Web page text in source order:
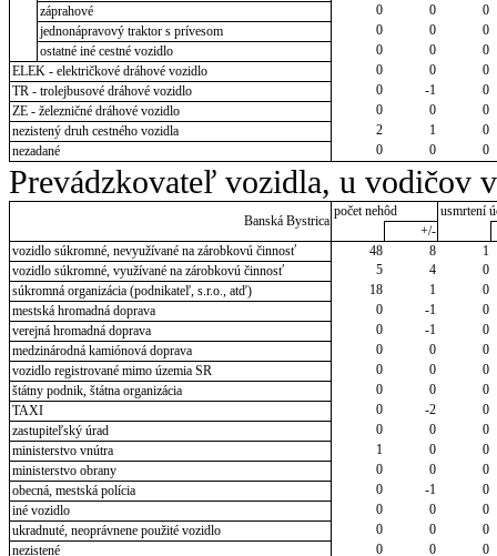
záprahové
0 0
0
jednonápravový traktor s prívesom
0 0
0
ostatné iné cestné vozidlo
0 0
0
ELEK - električkové dráhové vozidlo
0 0
0
TR - trolejbusové dráhové vozidlo
0 -1
0
ZE - železničné dráhové vozidlo
0 0
0
nezistený druh cestného vozidla
2 1
0
nezadané
0 0 0
Prevádzkovateľ vozidla, u vodičov
Banská Bystrica
počet nehôd
usmrtení
+/-
vozidlo súkromné, nevyužívané na zárobkovú činnosť
48 8
1
vozidlo súkromné, využívané na zárobkovú činnosť
5 4
0
súkromná organizácia (podnikateľ, s.r.o., atď)
18 1
0
mestská hromadná doprava
0 -1
0
verejná hromadná doprava
0 -1
0
medzinárodná kamiónová doprava
0 0
0
vozidlo registrované mimo územia SR
0 0
0
štátny podnik, štátna organizácia
0 0
0
TAXI
0 -2
0
zastupiteľský úrad
0 0
0
ministerstvo vnútra
1 0
0
ministerstvo obrany
0 0
0
obecná, mestská polícia
0 -1
0
iné vozidlo
0 0
0
ukradnuté, neoprávnene použité vozidlo
0 0
0
nezistené
0 0 0